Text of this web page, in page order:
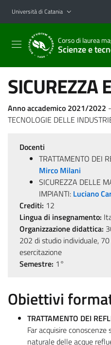
Vai al contenuto principale
Vai al menu di navigazione
Università di Catania
Corso di laurea
Scienze e
SICUREZZA
Anno accademico 2021/2022
TECNOLOGIE DELLE
Docenti
TRATTAMENTO DEI
Mirco Milani
SICUREZZA DELLE
IMPIANTI: Luciano
Crediti: 12
Lingua di insegnamento:
Organizzazione didattica:
202 di studio individuale,
esercitazione
Semestre: 1°
Obiettivi
TRATTAMENTO DEI
Far acquisire
naturale delle acque